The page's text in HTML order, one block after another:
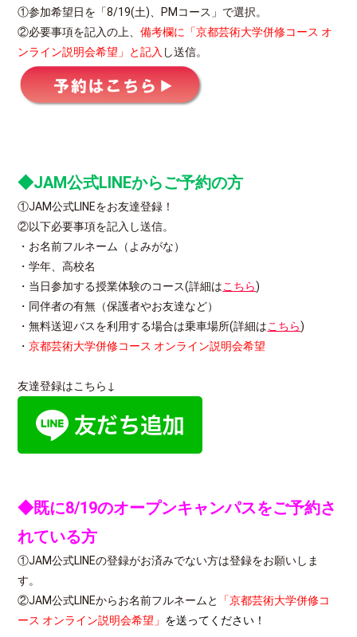
①参加希望日を「8/19(土)、PMコース」で選択。
②必要事項を記入の上、備考欄に「京都芸術大学併修コース オ
ンライン説明会希望」と記入 し送信。
◆JAM公式LINEからご予約の方
①JAM公式LINEをお友達登録！
②以下必要事項を記入し送信。
・お名前フルネーム（よみがな）
・学年、高校名
・当日参加する授業体験のコース(詳細はこちら)
・同伴者の有無（保護者やお友達など）
・無料送迎バスを利用する場合は乗車場所(詳細はこちら)
・京都芸術大学併修コース オンライン説明会希望
友達登録はこちら↓
◆既に8/19のオープンキャンパスをご予約さ
れている方
①JAM公式LINEの登録がお済みでない方は登録をお願いしま
す。
②JAM公式LINEからお名前フルネームと
「京都芸術大学併修コ
ース オンライン説明会希望」 を送ってください！